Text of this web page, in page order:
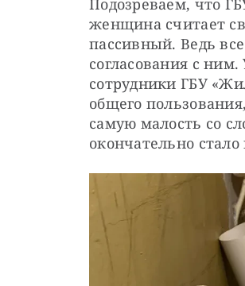
Подозреваем, что
женщина считает
пассивный. Ведь
согласования с
сотрудники ГБУ
общего
самую малость со
окончательно